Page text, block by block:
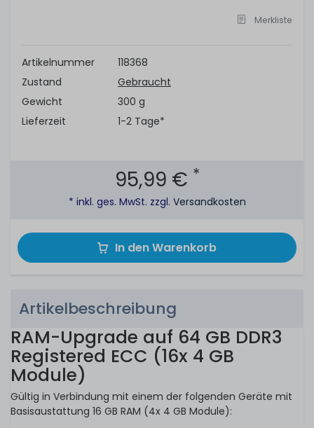
Merkliste
Artikelnummer
118368
Zustand
Gebraucht
Gewicht
300 g
Lieferzeit
1-2 Tage*
95,99 € *
* inkl. ges. MwSt. zzgl. Versandkosten
In den Warenkorb
Artikelbeschreibung
RAM-Upgrade auf 64 GB DDR3
Registered ECC (16x 4 GB
Module)
Gültig in Verbindung mit einem der folgenden Geräte mit
Basisaustattung 16 GB RAM (4x 4 GB Module):